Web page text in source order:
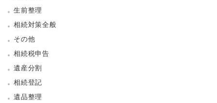
生前整理
相続対策全般
その他
相続税申告
遺産分割
相続登記
遺品整理